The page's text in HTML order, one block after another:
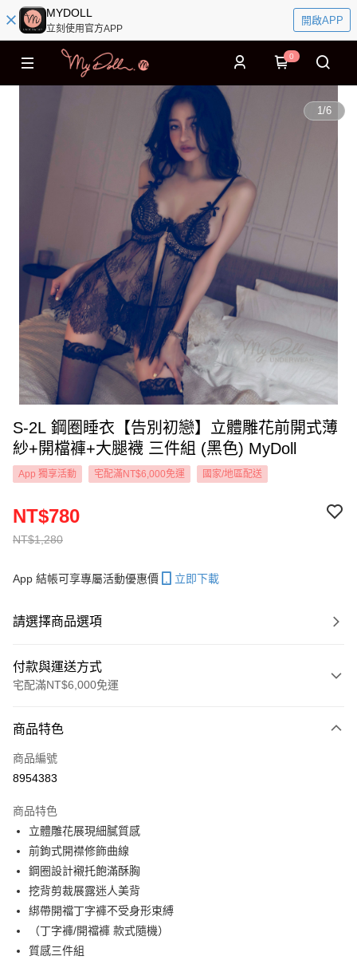
MYDOLL
立刻使用官方APP
開啟APP
0
1/6
S-2L 鋼圈睡衣【告別初戀】立體雕花前開式薄
紗+開檔褲+大腿襪 三件組 (黑色) MyDoll
App 獨享活動 宅配滿NT$6,000免運 國家/地區配送
NT$1,280
NT$780
App 結帳可享專屬活動優惠價 立即下載
請選擇商品選項
付款與運送方式
宅配滿NT$6,000免運
信用卡一次付款
信用卡分期付款
合作金庫商業銀行
華南商業銀行
上海商業儲蓄銀行
國泰世華商業銀行
臺灣中小企業銀行
匯豐（台灣）商業銀行
聯邦商業銀行
元大商業銀行
玉山商業銀行
超商取貨付款
LINE Pay
Apple Pay
街口支付
商品特色
商品編號
8954383
商品特色
立體雕花展現細膩質感
前鉤式開襟修飾曲線
鋼圈設計襯托飽滿酥胸
挖背剪裁展露迷人美背
綁帶開襠丁字褲不受身形束縛
（丁字褲/開襠褲 款式隨機）
質感三件組